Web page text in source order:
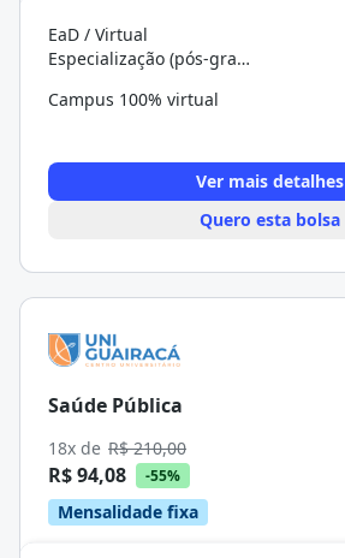
EaD / Virtual
Especialização (pós-graduação)
Campus 100% virtual
Ver mais detalhes
Quero esta bolsa
Saúde Pública
18x de R$ 210,00
R$ 94,08 -55%
Mensalidade fixa